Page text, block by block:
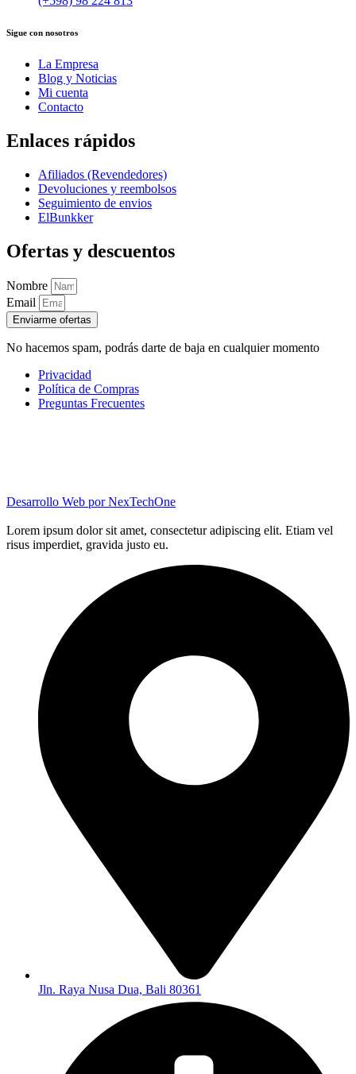
Sigue con nosotros
La Empresa
Blog y Noticias
Mi cuenta
Contacto
Enlaces rápidos
Afiliados (Revendedores)
Devoluciones y reembolsos
Seguimiento de envios
ElBunkker
Ofertas y descuentos
Nombre
Email
Enviarme ofertas
No hacemos spam, podrás darte de baja en cualquier momento
Privacidad
Política de Compras
Preguntas Frecuentes
Desarrollo Web porNexTechOne
Lorem ipsum dolor sit amet, consectetur adipiscing elit. Etiam vel
risus imperdiet, gravida justo eu.
Jln. Raya Nusa Dua, Bali 80361